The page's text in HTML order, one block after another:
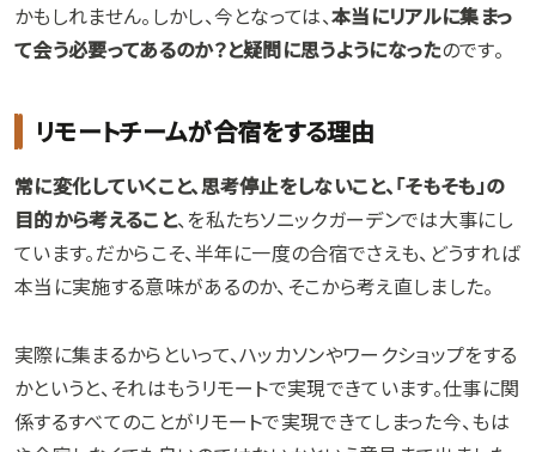
かもしれません。しかし、今となっては、本当にリアルに集まっ
て会う必要ってあるのか？と疑問に思うようになったのです。
リモートチームが合宿をする理由
常に変化していくこと、思考停止をしないこと、「そもそも」の
目的から考えること、を私たちソニックガーデンでは大事にし
ています。だからこそ、半年に一度の合宿でさえも、どうすれば
本当に実施する意味があるのか、そこから考え直しました。
実際に集まるからといって、ハッカソンやワークショップをする
かというと、それはもうリモートで実現できています。仕事に関
係するすべてのことがリモートで実現できてしまった今、もは